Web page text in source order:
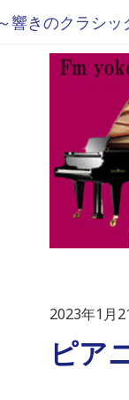
響きのクラシ
2023年1月
ピア